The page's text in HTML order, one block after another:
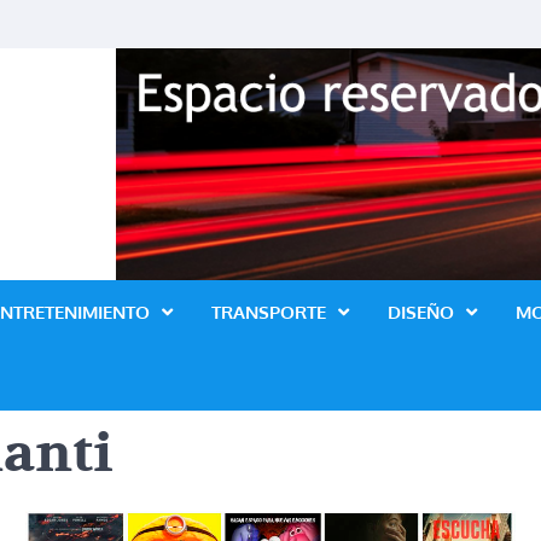
Revista Lo Ultimo
TRANSPORTE DISEÑO